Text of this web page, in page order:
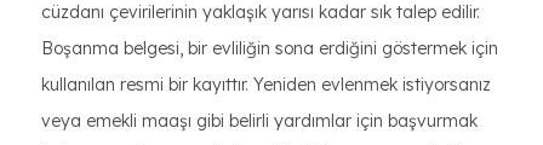
cüzdanı çevirilerinin yaklaşık yarısı kadar sık talep edilir.
Boşanma belgesi, bir evliliğin sona erdiğini göstermek için
kullanılan resmi bir kayıttır. Yeniden evlenmek istiyorsanız
veya emekli maaşı gibi belirli yardımlar için başvurmak